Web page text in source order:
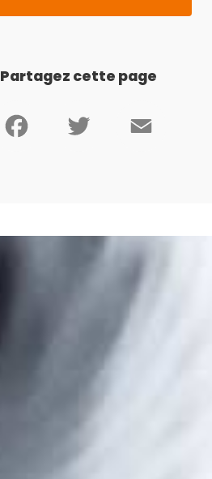
Partagez cette page